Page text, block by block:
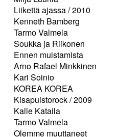
Liikettä ajassa / 2010
Kenneth Bamberg
Tarmo Valmela
Soukka ja Riikonen
Ennen muistamista
Arno Rafael Minkkinen
Kari Soinio
KOREA KOREA
Kisapuistorock / 2009
Kalle Kataila
Tarmo Valmela
Olemme muuttaneet